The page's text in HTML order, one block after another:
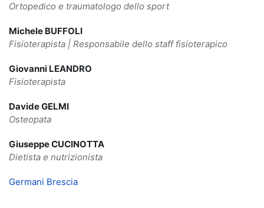
Ortopedico e traumatologo dello sport
Michele BUFFOLI
Fisioterapista | Responsabile dello staff fisioterapico
Giovanni LEANDRO
Fisioterapista
Davide GELMI
Osteopata
Giuseppe CUCINOTTA
Dietista e nutrizionista
Germani Brescia